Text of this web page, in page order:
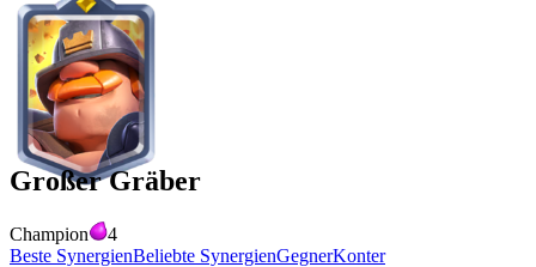
Großer Gräber
Champion
4
Beste SynergienBeliebte SynergienGegnerKonter